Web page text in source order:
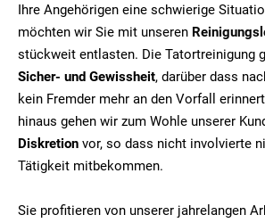
Ihre Angehörigen eine schwierige
möchten wir Sie mit unseren
stückweit entlasten. Die Tatortreinigung
Sicher- und Gewissheit, darüber dass
kein Fremder mehr an den Vorfall
hinaus gehen wir zum Wohle unserer
Diskretion vor, so dass nicht involvierte
Tätigkeit mitbekommen.
Sie profitieren von unserer jahrelangen